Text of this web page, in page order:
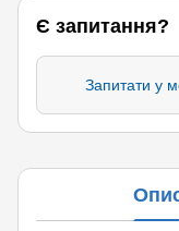
Є запитання?
Запитати у